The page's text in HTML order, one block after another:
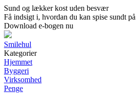
Sund og lækker kost uden besvær
Få indsigt i, hvordan du kan spise sundt
Download e-bogen nu
Smilehul
Kategorier
Hjemmet
Byggeri
Virksomhed
Penge